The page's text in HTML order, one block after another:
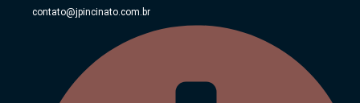
contato@jpincinato.com.br